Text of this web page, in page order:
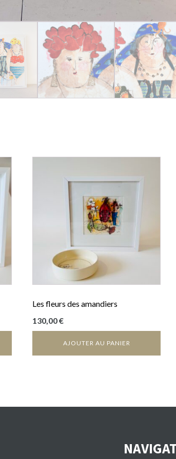
Les fleurs des amandiers
130,00€
AJOUTER AU PANIER